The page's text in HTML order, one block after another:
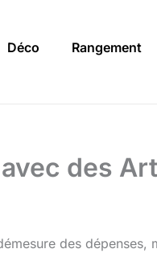
Déco Rangement
des
des